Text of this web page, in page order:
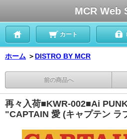
MCR Web
カート
ホーム ＞ DISTRO BY MCR
前の商品へ
再々入荷■KWR-002■Ai
"CAPTAIN 愛 (キャプテン ラ